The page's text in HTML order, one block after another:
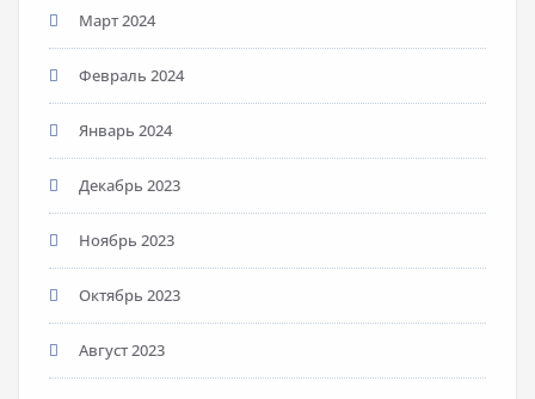
Март 2024
Февраль 2024
Январь 2024
Декабрь 2023
Ноябрь 2023
Октябрь 2023
Август 2023